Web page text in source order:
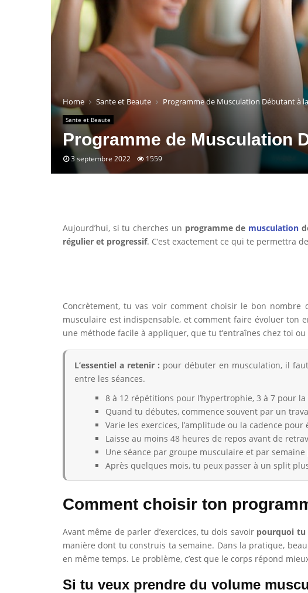
Home Sante et Beaute Programme de Musculation Débutant à
Sante et Beaute
Programme de Musculation
3 septembre 2022 1559
Aujourd’hui, si tu cherches un programme de musculation
régulier et progressif. C’est exactement ce qui te permettra
Concrètement, tu vas voir comment choisir le bon
musculaire est indispensable, et comment faire évoluer ton
une méthode facile à appliquer, que tu t’entraînes chez toi ou
L’essentiel a retenir : pour débuter en musculation, il
entre les séances.
8 à 12 répétitions pour l’hypertrophie, 3 à 7 pour
Quand tu débutes, commence souvent par un
Varie les exercices, l’amplitude ou la cadence
Laisse au moins 48 heures de repos avant de
Une séance par groupe musculaire et par
Après quelques mois, tu peux passer à un split
Comment choisir ton
Avant même de parler d’exercices, tu dois savoir pourquoi tu
manière dont tu construis ta semaine. Dans la pratique,
en même temps. Le problème, c’est que le corps répond
Si tu veux prendre du volume